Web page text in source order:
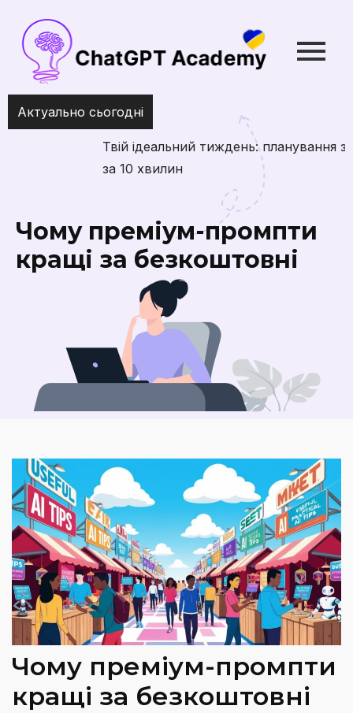
Актуально сьогодні
Твій ідеальний тиждень: планування з ChatGPT
Чому преміум-промпти
кращі за безкоштовні
Чому преміум-промпти
кращі за безкоштовні